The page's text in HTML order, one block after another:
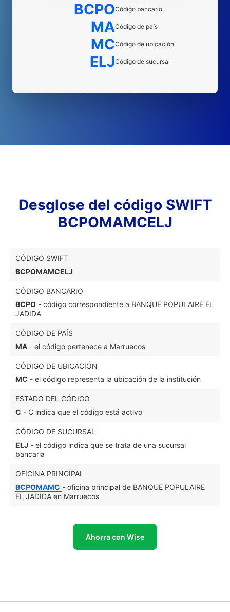
BCPOCódigo bancario
MACódigo de país
MCCódigo de ubicación
ELJCódigo de sucursal
Desglose del código SWIFT
BCPOMAMCELJ
CÓDIGO SWIFT
BCPOMAMCELJ
CÓDIGO BANCARIO
BCPO - código correspondiente a BANQUE POPULAIRE EL
JADIDA
CÓDIGO DE PAÍS
MA - el código pertenece a Marruecos
CÓDIGO DE UBICACIÓN
MC - el código representa la ubicación de la institución
ESTADO DEL CÓDIGO
C - C indica que el código está activo
CÓDIGO DE SUCURSAL
ELJ - el código indica que se trata de una sucursal
bancaria
OFICINA PRINCIPAL
BCPOMAMC - oficina principal de BANQUE POPULAIRE
EL JADIDA en Marruecos
Ahorra con Wise